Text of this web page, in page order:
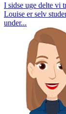
I sidse uge delte vi
Louise er selv
under...